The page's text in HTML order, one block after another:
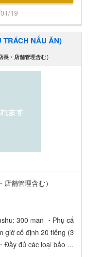
hệ thống cấp thoát
uống, đường thoá
trình thiết bị điều hòa
hòa không khí (từ hộ
・Công trình cải t
ống và thiết bị bị
trong cuộc sống củ
cảm thấy công việc rấ
cao.
19
TRÁCH NẤU ĂN)
・店舗管理含む）
舗管理含む）
300 man ・Phụ cấ
giờ cố định 20 tiếng (3